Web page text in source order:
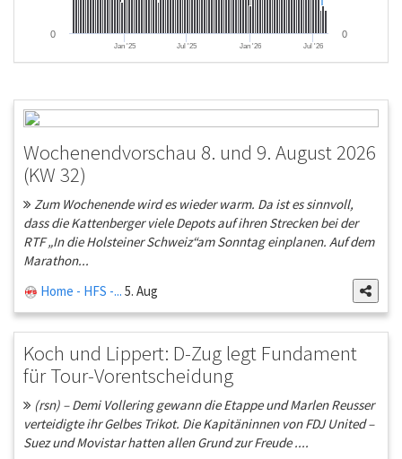
Jan '25 Jul '25 Jan '26 Jul '26
0 0
Wochenendvorschau 8. und 9. August 2026
(KW 32)
Zum Wochenende wird es wieder warm. Da ist es sinnvoll,
dass die Kattenberger viele Depots auf ihren Strecken bei der
RTF „In die Holsteiner Schweiz“am Sonntag einplanen. Auf dem
Marathon...
Home - HFS -... 5. Aug
Koch und Lippert: D-Zug legt Fundament
für Tour-Vorentscheidung
(rsn) – Demi Vollering gewann die Etappe und Marlen Reusser
verteidigte ihr Gelbes Trikot. Die Kapitäninnen von FDJ United –
Suez und Movistar hatten allen Grund zur Freude ....